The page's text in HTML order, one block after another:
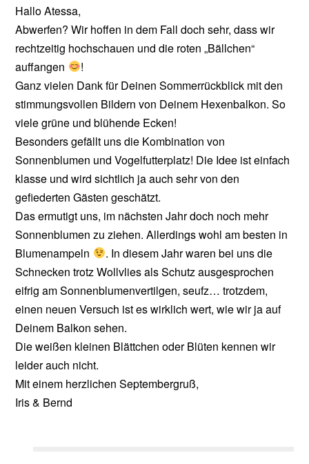
Hallo Atessa,
Abwerfen? Wir hoffen in dem Fall doch sehr, dass wir
rechtzeitig hochschauen und die roten „Bällchen“
auffangen
!
Ganz vielen Dank für Deinen Sommerrückblick mit den
stimmungsvollen Bildern von Deinem Hexenbalkon. So
viele grüne und blühende Ecken!
Besonders gefällt uns die Kombination von
Sonnenblumen und Vogelfutterplatz! Die Idee ist einfach
klasse und wird sichtlich ja auch sehr von den
gefiederten Gästen geschätzt.
Das ermutigt uns, im nächsten Jahr doch noch mehr
Sonnenblumen zu ziehen. Allerdings wohl am besten in
Blumenampeln
. In diesem Jahr waren bei uns die
Schnecken trotz Wollvlies als Schutz ausgesprochen
eifrig am Sonnenblumenvertilgen, seufz… trotzdem,
einen neuen Versuch ist es wirklich wert, wie wir ja auf
Deinem Balkon sehen.
Die weißen kleinen Blättchen oder Blüten kennen wir
leider auch nicht.
Mit einem herzlichen Septembergruß,
Iris & Bernd